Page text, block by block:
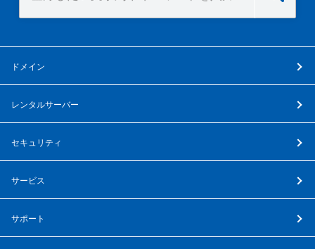
ドメイン
レンタルサーバー
セキュリティ
サービス
サポート